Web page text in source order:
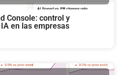
Console: control y
en las empresas